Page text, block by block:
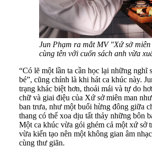
Jun Phạm ra mắt MV "Xứ sở
cùng tên với cuốn sách anh vừa
“Có lẽ một lần ta cần học lại những nghĩ
bé”, cũng chính là khi hát ca khúc này.
trạng khác biệt hơn, thoải mái và tự do
chữ và giai điệu của Xứ sở miên man
ban trưa, như một buổi hừng đông giữa
thang có thể xoa dịu tất thảy những bôn
Một ca khúc vừa gói ghém cả một xứ sở
vừa kiến tạo nên một không gian âm
cùng thư giãn.